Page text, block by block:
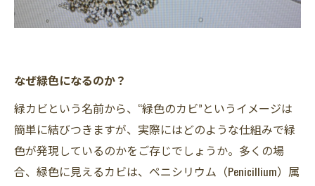
なぜ緑色になるのか？
緑カビという名前から、“緑色のカビ”というイメージは
簡単に結びつきますが、実際にはどのような仕組みで緑
色が発現しているのかをご存じでしょうか。多くの場
合、緑色に見えるカビは、ペニシリウム（Penicillium）属